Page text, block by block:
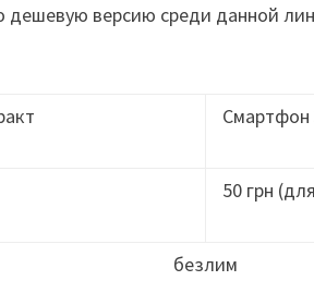
дешевую версию среди данной
Смартфон
50 грн
безлим